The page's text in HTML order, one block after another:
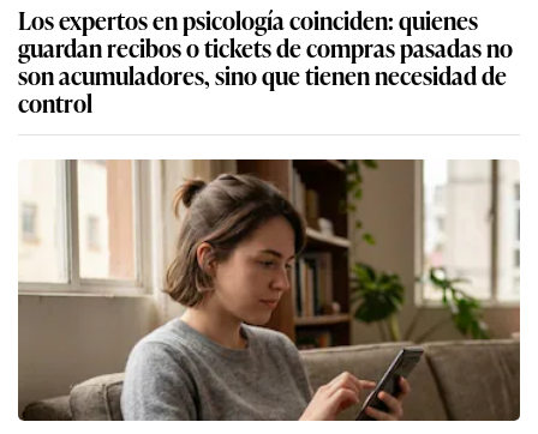
Los expertos en psicología coinciden: quienes
guardan recibos o tickets de compras pasadas no
son acumuladores, sino que tienen necesidad de
control